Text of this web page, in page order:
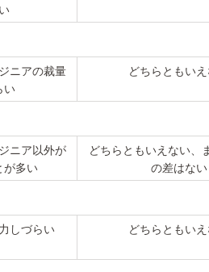
ニアの裁量
い
どちらともい
ニア以外が
が多い
どちらともいえない、
の差はない
しづらい どちらともい